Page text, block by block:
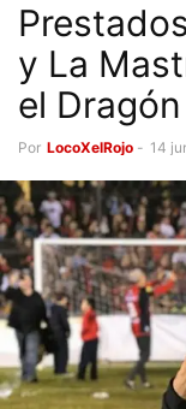
y La
el Dragón
Por LocoXelRojo - 14